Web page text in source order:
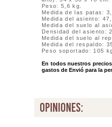
Peso: 5,6 kg.
Medida de las patas:
Medida del asiento:
Medida del suelo al
Densidad del asiento:
Medida del suelo al
Medida del respaldo:
Peso soportado: 105
En todos nuestros
gastos de Envió para la
opiniones: